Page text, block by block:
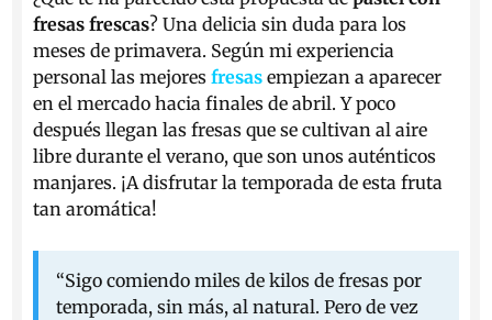
fresas frescas? Una delicia sin duda para los
meses de primavera. Según mi experiencia
personal las mejores fresas empiezan a aparecer
en el mercado hacia finales de abril. Y poco
después llegan las fresas que se cultivan al aire
libre durante el verano, que son unos auténticos
manjares. ¡A disfrutar la temporada de esta fruta
tan aromática!
“Sigo comiendo miles de kilos de fresas por
temporada, sin más, al natural. Pero de vez